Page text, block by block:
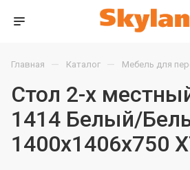
Главная — Каталог — Мебель для
Стол 2-х
1414 Белый/
1400х1406х750